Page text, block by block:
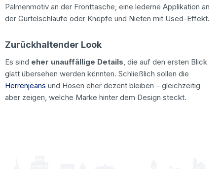
Palmenmotiv an der Fronttasche, eine lederne Applikation an
der Gürtelschlaufe oder Knöpfe und Nieten mit Used-Effekt.
Zurückhaltender Look
Es sind eher unauffällige Details, die auf den ersten Blick
glatt übersehen werden könnten. Schließlich sollen die
Herrenjeans und Hosen eher dezent bleiben – gleichzeitig
aber zeigen, welche Marke hinter dem Design steckt.